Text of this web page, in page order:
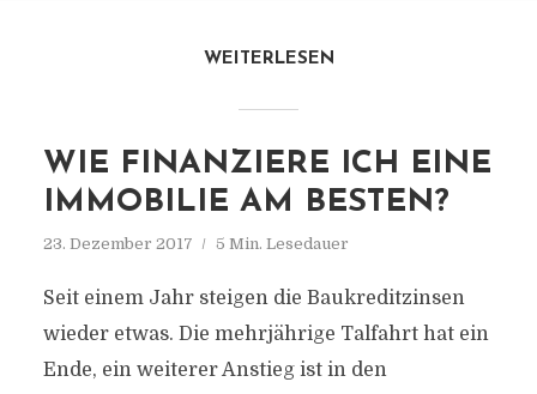
WEITERLESEN
WIE FINANZIERE ICH EINE
IMMOBILIE AM BESTEN?
23. Dezember 2017 5 Min. Lesedauer
Seit einem Jahr steigen die Baukreditzinsen
wieder etwas. Die mehrjährige Talfahrt hat ein
Ende, ein weiterer Anstieg ist in den